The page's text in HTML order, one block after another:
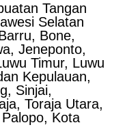
Tangan
Selatan
Bone,
Jeneponto,
Timur, Luwu
Kepulauan,
Sinjai,
Toraja Utara,
Kota